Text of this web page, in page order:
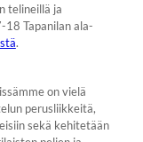
telineillä ja
Tapanilan ala-
.
on vielä
perusliikkeitä,
sekä kehitetään